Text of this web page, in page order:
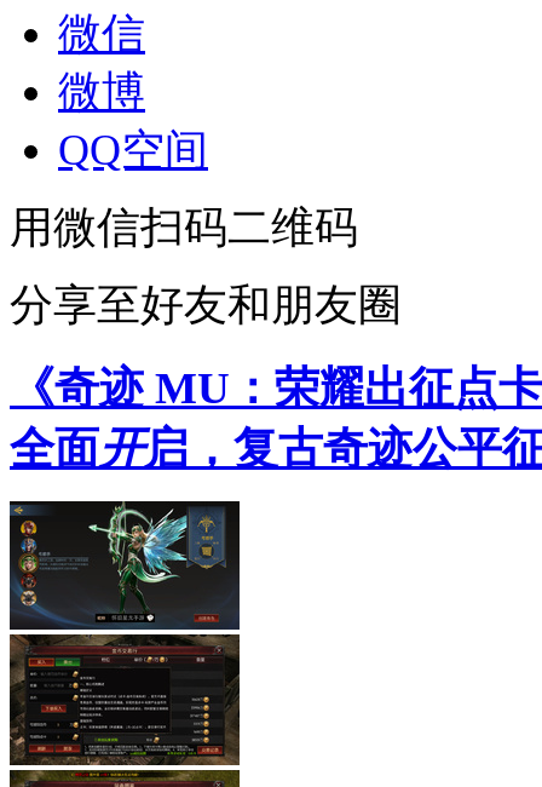
微信
微博
QQ空间
用微信扫码二维码
分享至好友和朋友圈
《奇迹 MU：荣耀出征点
全面开启，复古奇迹公平